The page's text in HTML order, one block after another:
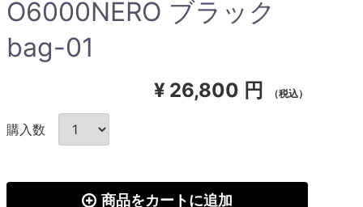
O6000NERO ブラック
bag-01
¥ 26,800 円 （税込）
購入数
商品をカートに追加